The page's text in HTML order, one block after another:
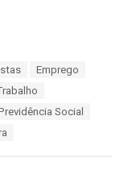
Emprego
Social